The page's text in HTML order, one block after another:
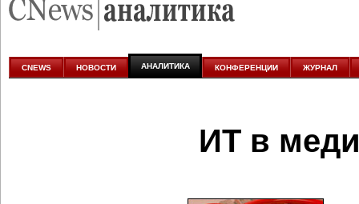
аналитике
CNEWS НОВОСТИ АНАЛИТИКА КОНФЕРЕНЦИИ ЖУРНАЛ
ИТ в